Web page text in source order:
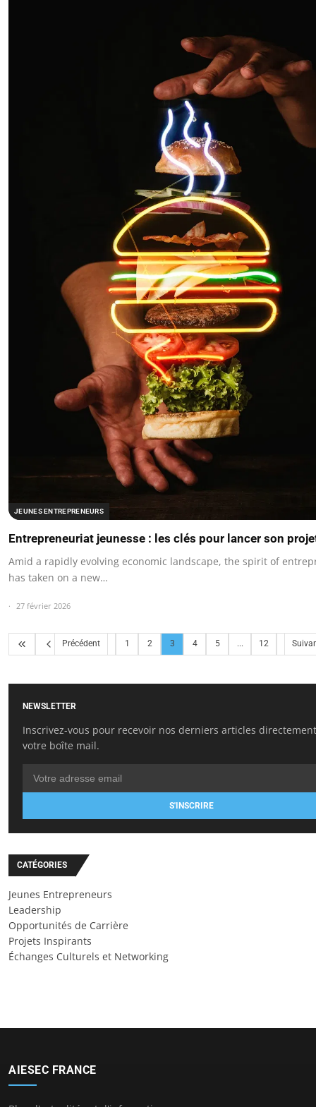
JEUNES ENTREPRENEURS
Entrepreneuriat jeunesse : les clés pour lancer son
Amid a rapidly evolving economic landscape, the spirit of
has taken on a new…
27 février 2026
Précédent 1 2 3 4 5 ... 12
NEWSLETTER
Inscrivez-vous pour recevoir nos derniers articles
votre boîte mail.
S'INSCRIRE
CATÉGORIES
Jeunes Entrepreneurs
Leadership
Opportunités de Carrière
Projets Inspirants
Échanges Culturels et Networking
AIESEC FRANCE